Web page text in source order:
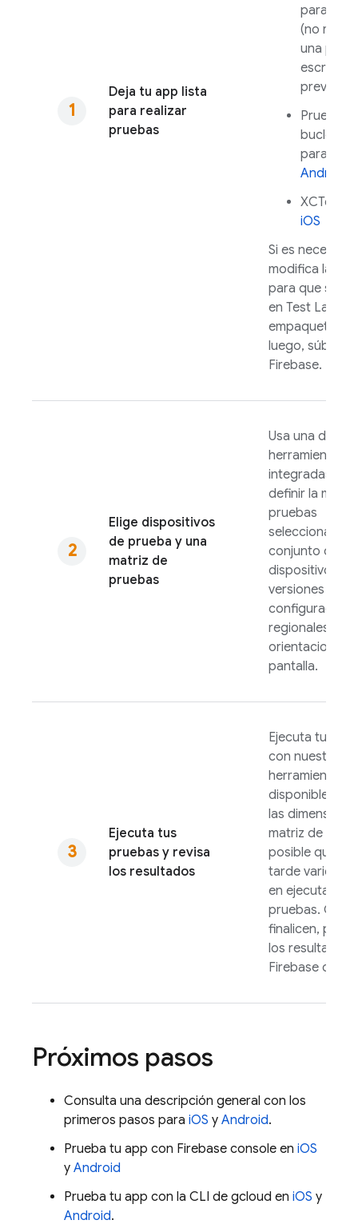
Deja tu app lista
para realizar
pruebas
para
(no
una
escrita
Prueba
bucle de
para
Android
XCTest
iOS
Si es necesario,
modifica la
para que se
en Test Lab
empaqueta tu
luego, súbela a
Firebase.
Elige dispositivos
de prueba y una
matriz de
pruebas
Usa una de
herramientas
integradas
definir la
pruebas
seleccionando
conjunto de
dispositivos,
versiones de
regionales y
orientaciones
pantalla.
Ejecuta tus
pruebas y revisa
los resultados
Ejecuta tu
con nuestras
herramientas
disponibles.
las
matriz de
posible que
tarde varios
en ejecutar las
pruebas.
finalicen,
los resultados
Firebase
Próximos pasos
Consulta una descripción general con los
primeros pasos para iOS y Android.
Prueba tu app con Firebase console en iOS
y Android
Prueba tu app con la CLI de gcloud en iOS y
Android.